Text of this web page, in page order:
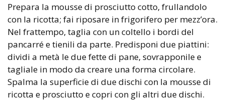
Prepara la mousse di prosciutto cotto, frullandolo
con la ricotta; fai riposare in frigorifero per mezz’ora.
Nel frattempo, taglia con un coltello i bordi del
pancarré e tienili da parte. Predisponi due piattini:
dividi a metà le due fette di pane, sovrapponile e
tagliale in modo da creare una forma circolare.
Spalma la superficie di due dischi con la mousse di
ricotta e prosciutto e copri con gli altri due dischi.